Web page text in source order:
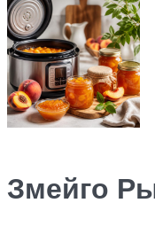
Змейго